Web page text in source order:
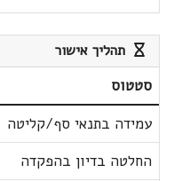
תהליך אישור
סטטוס
עמידה בתנאי סף/קליטה
החלטה בדיון בהפקדה